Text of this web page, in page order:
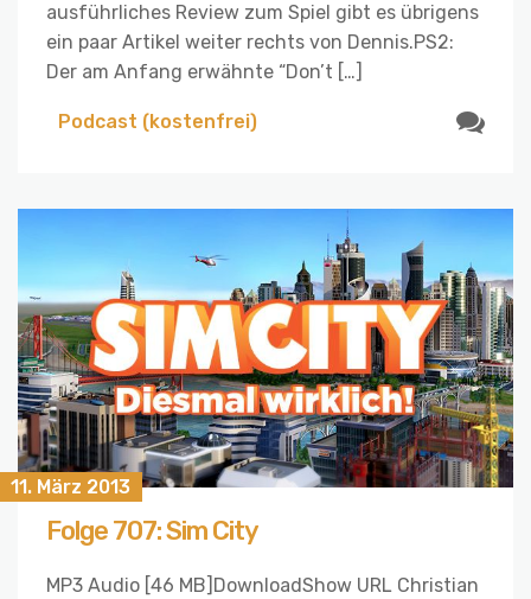
ausführliches Review zum Spiel gibt es übrigens
ein paar Artikel weiter rechts von Dennis.PS2:
Der am Anfang erwähnte “Don’t […]
Podcast (kostenfrei)
11. März 2013
Folge 707: Sim City
MP3 Audio [46 MB]DownloadShow URL Christian